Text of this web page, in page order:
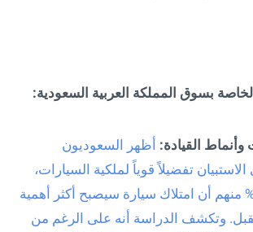
الخاصة بسوق المملكة العربية السعودية:
وأنماط القيادة: أظهر السعوديون
تفضيلاً قوياً لملكية السيارات،
يتوقع 89% منهم أن امتلاك سيارة سيصبح أكثر أهمية
وتكشف الدراسة أنه على الرغم من